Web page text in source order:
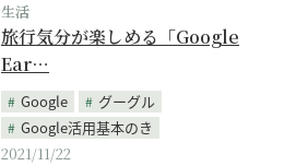
生活
旅行気分が楽しめる「Google
Ear…
Google
グーグル
Google活用基本のき
2021/11/22